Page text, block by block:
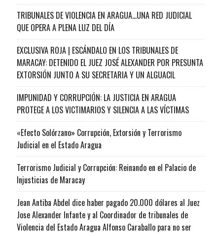
TRIBUNALES DE VIOLENCIA EN ARAGUA…UNA RED JUDICIAL
QUE OPERA A PLENA LUZ DEL DÍA
EXCLUSIVA ROJA | ESCÁNDALO EN LOS TRIBUNALES DE
MARACAY: DETENIDO EL JUEZ JOSÉ ALEXANDER POR PRESUNTA
EXTORSIÓN JUNTO A SU SECRETARIA Y UN ALGUACIL
IMPUNIDAD Y CORRUPCIÓN: LA JUSTICIA EN ARAGUA
PROTEGE A LOS VICTIMARIOS Y SILENCIA A LAS VÍCTIMAS
«Efecto Solórzano» Corrupción, Extorsión y Terrorismo
Judicial en el Estado Aragua
Terrorismo Judicial y Corrupción: Reinando en el Palacio de
Injusticias de Maracay
Jean Antiba Abdel dice haber pagado 20.000 dólares al Juez
Jose Alexander Infante y al Coordinador de tribunales de
Violencia del Estado Aragua Alfonso Caraballo para no ser